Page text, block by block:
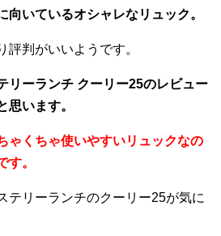
向いているオシャレなリュック。
評判がいいようです。
リーランチ クーリー25のレビュー
思います。
ゃくちゃ使いやすいリュックなの
す。
テリーランチのクーリー25が気に